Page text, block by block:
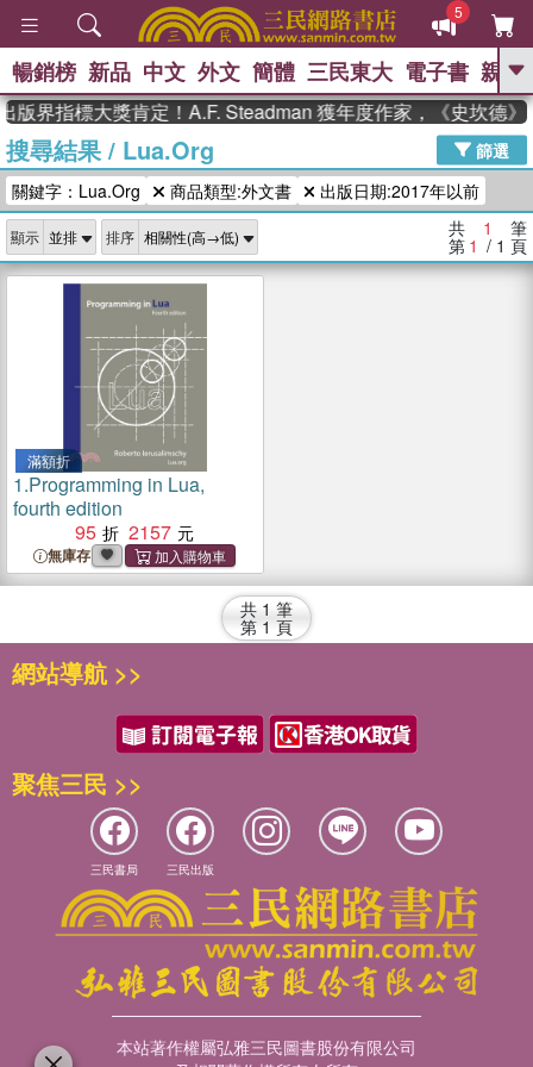
5
GO
高希均教授回憶錄
、 The Odyssey 、 父親節 、 如果歷
史是一群喵 、 暑期推薦 、 國際布克
獎 臺灣漫遊錄 、 方念華 、 台灣的李
登輝時代
數學女孩：黎曼猜想 、
偉大的迷走神經
暢銷榜 新品 中文 外文 簡體 三民東大 電子書 親子
版界指標大獎肯定！A.F. Steadman 獲年度作家，《史坎德》
搜尋結果/ Lua.Org
篩選
關鍵字：Lua.Org
商品類型:外文書 出版日期:2017年以前
顯示 排序 共 1 筆
第 1 / 1 頁
滿額折
1.Programming in Lua,
fourth edition
95
2157
無庫存
共 1 筆
第 1 頁
網站導航 >>
聚焦三民 >>
三民書局 三民出版
本站著作權屬弘雅三民圖書股份有限公司